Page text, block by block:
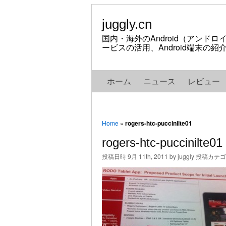
juggly.cn
国内・海外のAndroid（アンドロ
ービスの活用、Android端末の紹
ホーム ニュース レビュー
Home » rogers-htc-puccinilte01
rogers-htc-puccinilte01
投稿日時 9月 11th, 2011 by juggly 投稿カテ